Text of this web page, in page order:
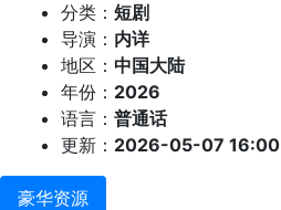
分类： 短剧
导演： 内详
地区： 中国大陆
年份： 2026
语言： 普通话
更新： 2026-05-07 16:00
豪华资源